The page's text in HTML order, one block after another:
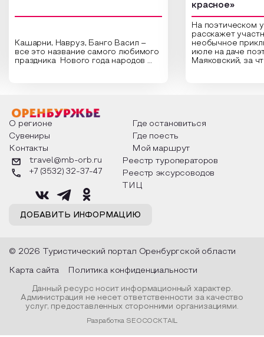
Кашарни, Навруз, Банго Васил –
все это название самого любимого
праздника Нового года народов
о том, как встречают новый год в
разных уголках страны, какие
обряды совершают на удачу и
благополучие, в чем схожи и
различаются традиции. Кто такой
Дед Мороз и откуда он пришел, как
его называют в разных уголках
страны и как появились елочные
красное»
На поэтическом
расскажет
необычное
июле на даче
Маяковский, за
Твардовского и
каждой строчке
восхищение
яркому времени
О регионе
Где остановиться
Сувениры
Где поесть
Контакты
Мой маршрут
ДОБАВИТЬ ИНФОРМАЦИЮ
travel@mb-orb.ru
+7 (3532) 32-37-47
Реестр туроператоров
Реестр эксурсоводов
ТИЦ
© 2026 Туристический портал Оренбургской области
Карта сайта Политика конфиденциальности
Данный ресурс носит информационный характер.
Администрация не несет ответственности за качество
услуг, предоставленных сторонними организациями.
Разработка SEOCOCKTAIL